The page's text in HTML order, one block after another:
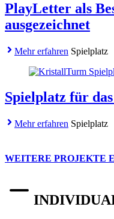
PlayLetter als
ausgezeichnet
Mehr erfahren Spielplatz
Spielplatz für
Mehr erfahren Spielplatz
WEITERE PROJEKTE